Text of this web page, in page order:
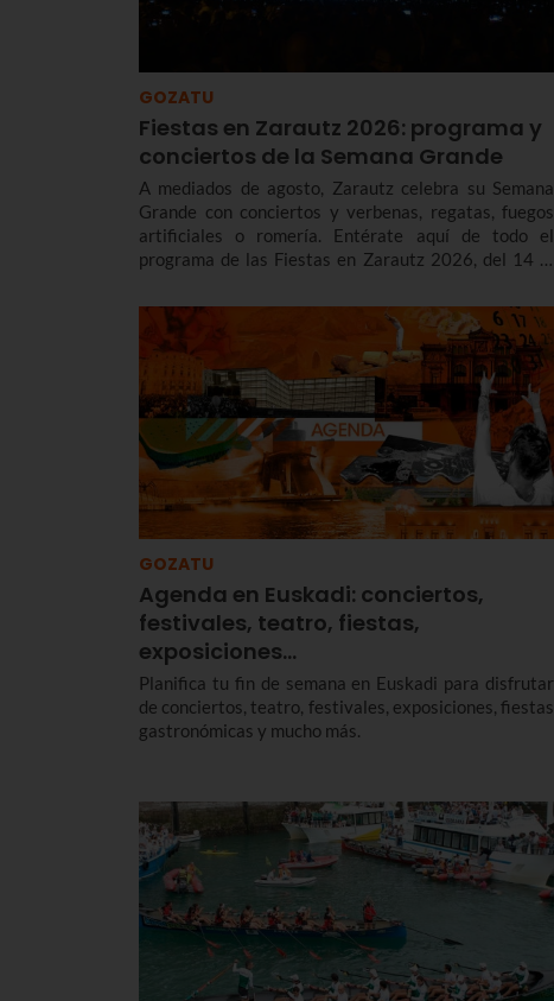
GOZATU
Fiestas en Zarautz 2026: programa y
conciertos de la Semana Grande
A mediados de agosto, Zarautz celebra su Semana
Grande con conciertos y verbenas, regatas, fuegos
artificiales o romería. Entérate aquí de todo el
programa de las Fiestas en Zarautz 2026, del 14 al
GOZATU
Agenda en Euskadi: conciertos,
festivales, teatro, fiestas,
exposiciones…
Planifica tu fin de semana en Euskadi para disfrutar
de conciertos, teatro, festivales, exposiciones, fiestas
gastronómicas y mucho más.